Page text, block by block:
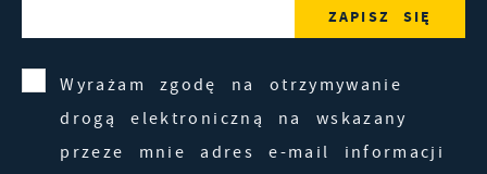
Wyrażam zgodę na otrzymywanie
drogą elektroniczną na wskazany
przeze mnie adres e-mail informacji